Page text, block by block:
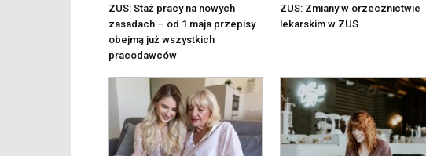
ZUS: Staż pracy na nowych
zasadach – od 1 maja przepisy
obejmą już wszystkich
pracodawców
ZUS: Zmiany w orzecznictwie
lekarskim w ZUS